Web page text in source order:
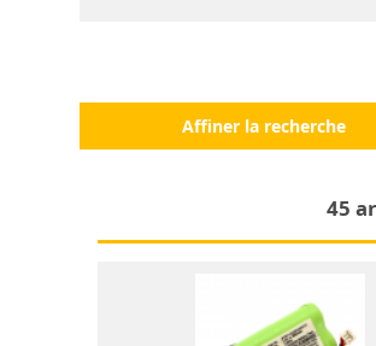
Affiner la recherche
45